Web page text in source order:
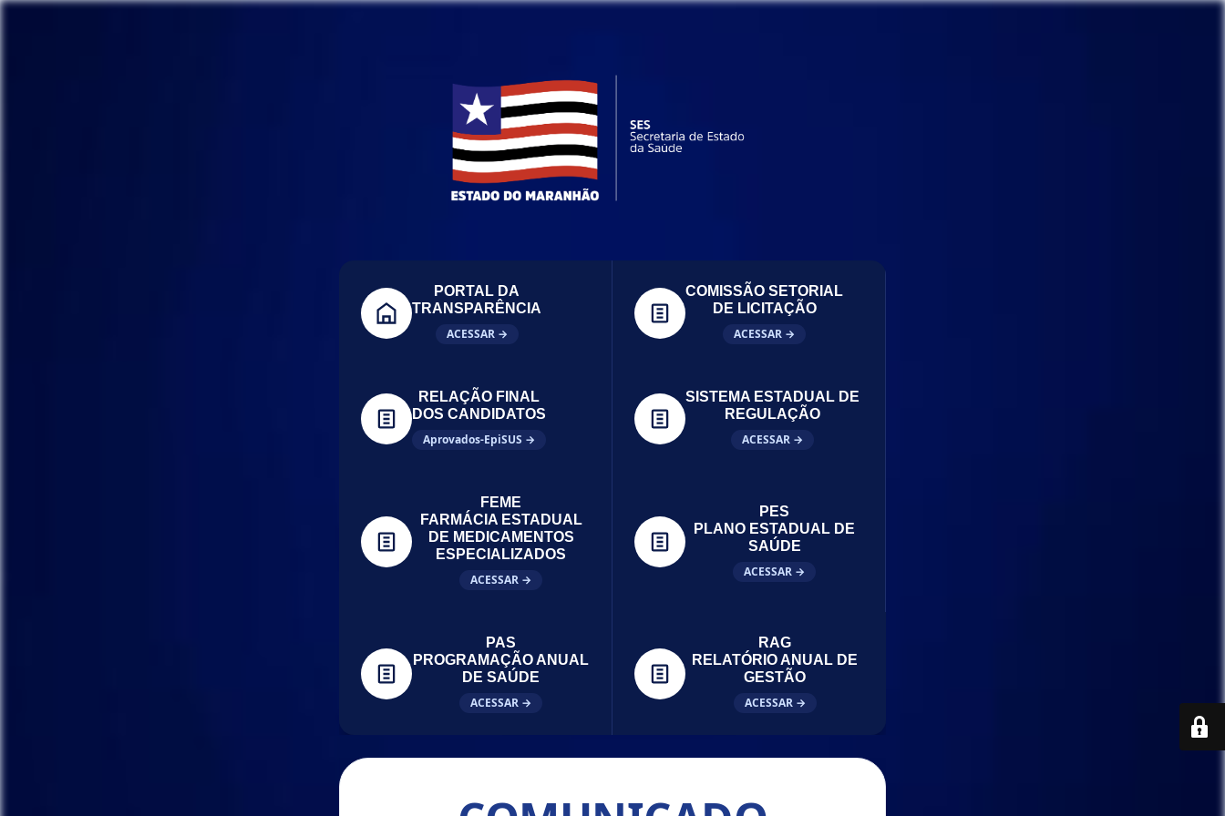
PORTAL DA
TRANSPARÊNCIA
ACESSAR →
COMISSÃO SETORIAL
DE LICITAÇÃO
ACESSAR →
RELAÇÃO FINAL
DOS CANDIDATOS
Aprovados-EpiSUS →
SISTEMA ESTADUAL DE
REGULAÇÃO
ACESSAR →
FEME
FARMÁCIA ESTADUAL
DE MEDICAMENTOS
ESPECIALIZADOS
ACESSAR →
PES
PLANO ESTADUAL DE
SAÚDE
ACESSAR →
PAS
PROGRAMAÇÃO ANUAL
DE SAÚDE
ACESSAR →
RAG
RELATÓRIO ANUAL DE
GESTÃO
ACESSAR →